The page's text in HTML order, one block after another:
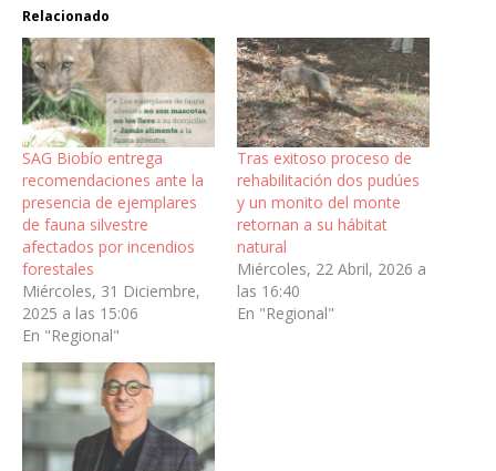
Relacionado
SAG Biobío entrega
recomendaciones ante la
presencia de ejemplares
de fauna silvestre
afectados por incendios
forestales
Miércoles, 31 Diciembre,
2025 a las 15:06
En "Regional"
Tras exitoso proceso de
rehabilitación dos pudúes
y un monito del monte
retornan a su hábitat
natural
Miércoles, 22 Abril, 2026 a
las 16:40
En "Regional"